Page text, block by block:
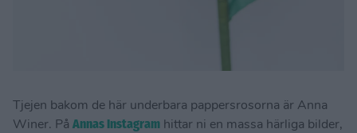
Tjejen bakom de här underbara pappersrosorna är Anna
Winer. På Annas Instagram hittar ni en massa härliga bilder,